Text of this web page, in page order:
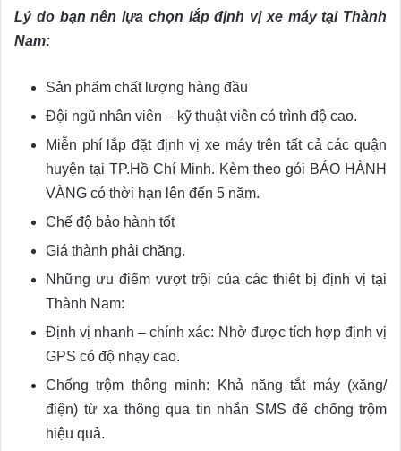
Lý do bạn nên lựa chọn lắp định vị xe máy tại Thành
Nam:
Sản phẩm chất lượng hàng đầu
Đội ngũ nhân viên – kỹ thuật viên có trình độ cao.
Miễn phí lắp đặt định vị xe máy trên tất cả các quận
huyện tại TP.Hồ Chí Minh. Kèm theo gói BẢO HÀNH
VÀNG có thời hạn lên đến 5 năm.
Chế độ bảo hành tốt
Giá thành phải chăng.
Những ưu điểm vượt trội của các thiết bị định vị tại
Thành Nam:
Định vị nhanh – chính xác: Nhờ được tích hợp định vị
GPS có độ nhạy cao.
Chống trộm thông minh: Khả năng tắt máy (xăng/
điện) từ xa thông qua tin nhắn SMS để chống trộm
hiệu quả.